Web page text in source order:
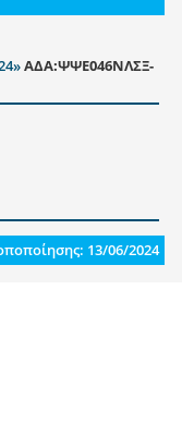
ΑΔΑ:ΨΨΕ046ΝΛΣΞ-
13/06/2024